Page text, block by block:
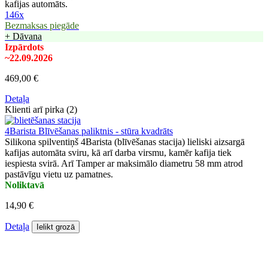
kafijas automāts.
146x
Bezmaksas piegāde
+ Dāvana
Izpārdots
~22.09.2026
469,00 €
Detaļa
Klienti arī pirka (2)
4Barista Blīvēšanas paliktnis - stūra kvadrāts
Silikona spilventiņš 4Barista (blīvēšanas stacija) lieliski aizsargā
kafijas automāta sviru, kā arī darba virsmu, kamēr kafija tiek
iespiesta svirā. Arī Tamper ar maksimālo diametru 58 mm atrod
pastāvīgu vietu uz pamatnes.
Noliktavā
14,90 €
Detaļa Ielikt grozā